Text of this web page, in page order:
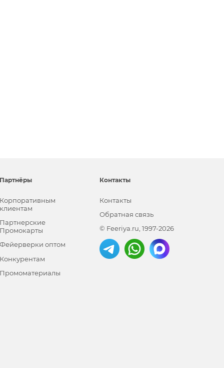
оптом
Контакты
Контакты
Обратная связь
© Feeriya.ru, 1997-2026